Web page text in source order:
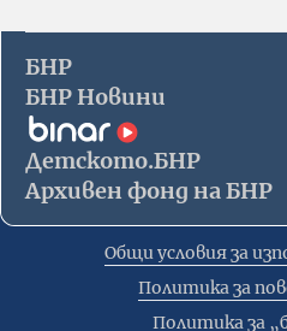
БНР
БНР Новини
Детското.БНР
Архивен фонд на БНР
Общи условия за
Политика за
Политика за